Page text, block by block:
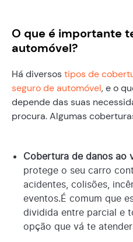
O que é importante
automóvel?
Há diversostipos de
seguro de automóvel, e o
depende das suas
procura. Algumas
Cobertura de danos ao
protege o seu carro
acidentes, colisões,
eventos.É comum que
dividida entre parcial e
opção que vá te